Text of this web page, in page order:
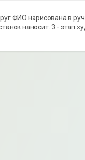
ФИО нарисована в
наносит. 3 - этап